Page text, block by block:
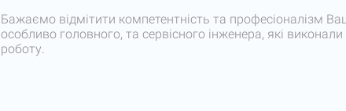
Бажаємо відмітити компетентність та професіоналізм
особливо головного, та сервісного інженера, які виконали
роботу.